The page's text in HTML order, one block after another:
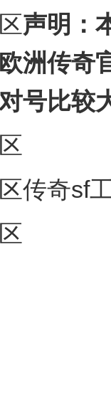
声明：
洲传奇
号比较
传奇sf